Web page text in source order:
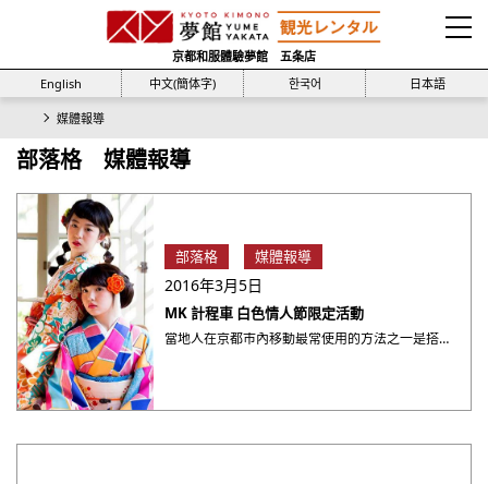
京都和服體驗夢館 五条店
English
中文(簡体字) 한국어 日本語
媒體報導
部落格 媒體報導
部落格 媒體報導
2016年3月5日
MK 計程車 白色情人節限定活動
當地人在京都市內移動最常使用的方法之一是搭計程車。 京都最老牌，也是當地人最愛用的計程車MK TAXI現在推出 ・・・